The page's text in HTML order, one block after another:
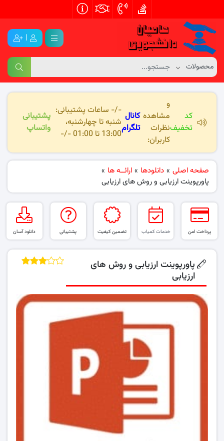
|
کد
تخفیف
و
مشاهده
نظرات
کاربران:
کانال
تلگرام
-/- ساعات پشتیبانی:
شنبه تا چهارشنبه،
13:00 تا 01:00 -/-
پشتیبانی
واتساپ
صفحه اصلی » دانلودها » ارائــه ها »
پاورپوینت ارزیابی و روش های ارزیابی
پرداخت امن خدمات کمیاب تضمین کیفیت پشتیبانی دانلود آسان
پاورپوینت ارزیابی و روش های
ارزیابی